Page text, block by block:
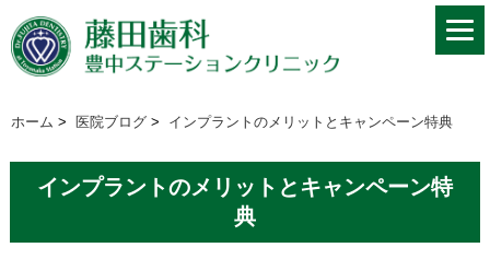
ホーム > 医院ブログ > インプラントのメリットとキャンペーン特典
インプラントのメリットとキャンペーン特
典